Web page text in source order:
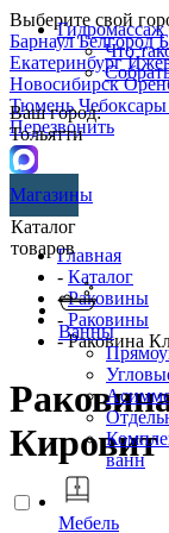
Выберите свой
БарнаулБелгород
Екатеринбург
Новосибирск
ТюменьЧебоксары
Перезвонить
Гидромассаж
Что
Ваш город:
Тольятти
Магазины
Каталог
товаров
Ванны
ванн
Мебель
Главная
- Каталог
-Раковины
- Раковины
- Раковина
Кировит